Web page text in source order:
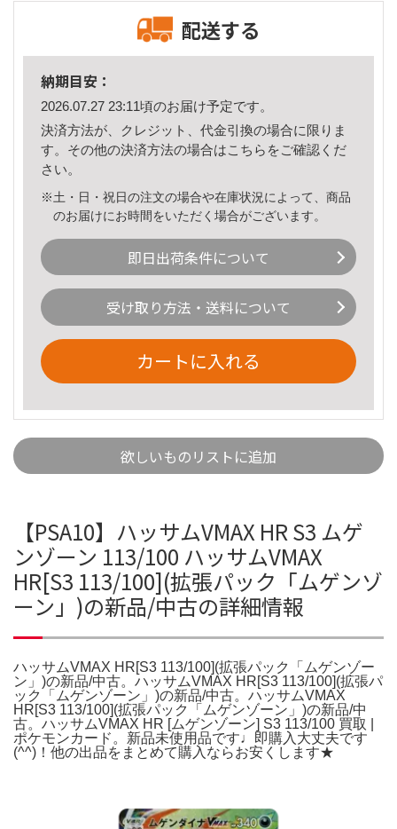
配送する
納期目安：
2026.07.27 23:11頃のお届け予定です。
決済方法が、クレジット、代金引換の場合に限りま
す。その他の決済方法の場合はこちら をご確認くだ
さい。
※土・日・祝日の注文の場合や在庫状況によって、商品
のお届けにお時間をいただく場合がございます。
即日出荷条件について
受け取り方法・送料について
カートに入れる
欲しいものリストに追加
【PSA10】ハッサムVMAX HR S3 ムゲ
ンゾーン 113/100 ハッサムVMAX
HR[S3 113/100](拡張パック「ムゲンゾ
ーン」)の新品/中古の詳細情報
ハッサムVMAX HR[S3 113/100](拡張パック「ムゲンゾー
ン」)の新品/中古。ハッサムVMAX HR[S3 113/100](拡張パ
ック「ムゲンゾーン」)の新品/中古。ハッサムVMAX
HR[S3 113/100](拡張パック「ムゲンゾーン」)の新品/中
古。ハッサムVMAX HR [ムゲンゾーン] S3 113/100 買取 |
ポケモンカード。新品未使用品です♩即購入大丈夫です
(^^)！他の出品をまとめて購入ならお安くします★